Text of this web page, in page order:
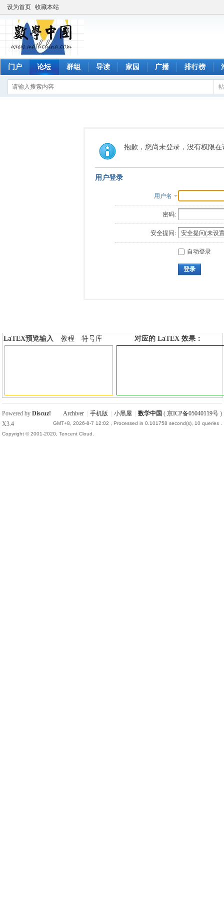
设为首页 收藏本站
门户 论坛 群组 导读 家园 广播 排行榜
抱歉，您尚未登录，没有权限在
用户登录
用户名
密码:
安全提问:
自动登录
登录
LaTEX预览输入 教程
符号库
对应的 LaTEX 效果：
Archiver 手机版 小黑屋 数学中国 ( 京ICP备05040119号)
GMT+8, 2026-8-7 12:02 , Processed in 0.101758 second(s), 10 queries .
Powered byDiscuz!
X3.4
Copyright © 2001-2020, Tencent Cloud.